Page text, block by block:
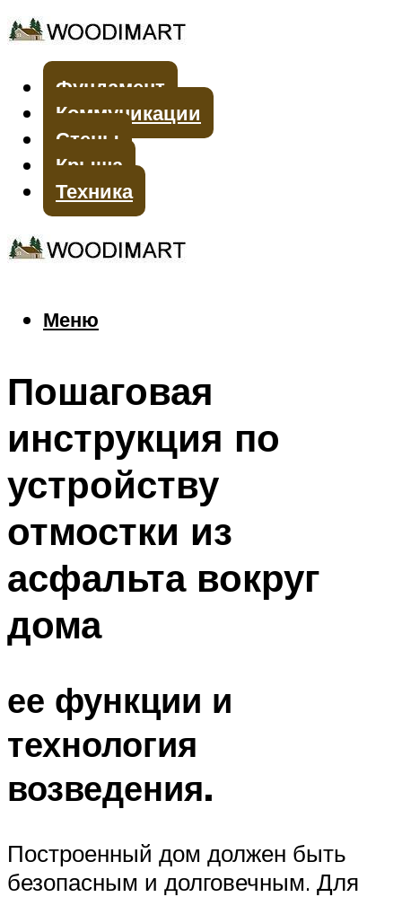
Фундамент
Коммуникации
Стены
Крыша
Техника
Меню
Меню
Пошаговая
инструкция по
устройству
отмостки из
асфальта вокруг
дома
ее функции и
технология
возведения.
Построенный дом должен быть
безопасным и долговечным. Для